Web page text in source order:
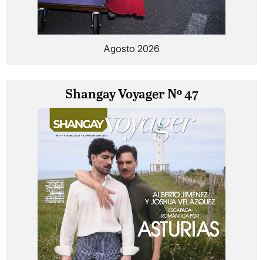
Agosto 2026
Shangay Voyager Nº 47